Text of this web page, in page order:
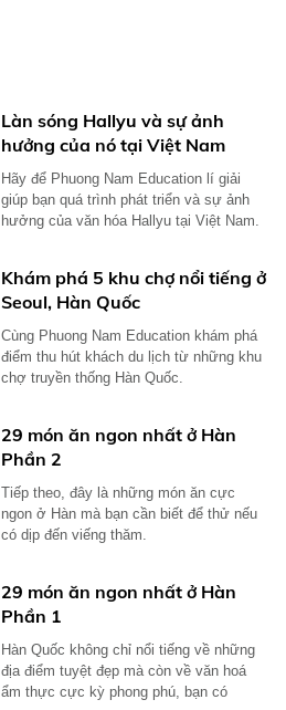
Làn sóng Hallyu và sự ảnh
hưởng của nó tại Việt Nam
Hãy để Phuong Nam Education lí giải
giúp bạn quá trình phát triển và sự ảnh
hưởng của văn hóa Hallyu tại Việt Nam.
Khám phá 5 khu chợ nổi tiếng ở
Seoul, Hàn Quốc
Cùng Phuong Nam Education khám phá
điểm thu hút khách du lịch từ những khu
chợ truyền thống Hàn Quốc.
29 món ăn ngon nhất ở Hàn
Phần 2
Tiếp theo, đây là những món ăn cực
ngon ở Hàn mà bạn cần biết để thử nếu
có dịp đến viếng thăm.
29 món ăn ngon nhất ở Hàn
Phần 1
Hàn Quốc không chỉ nổi tiếng về những
địa điểm tuyệt đẹp mà còn về văn hoá
ẩm thực cực kỳ phong phú, bạn có